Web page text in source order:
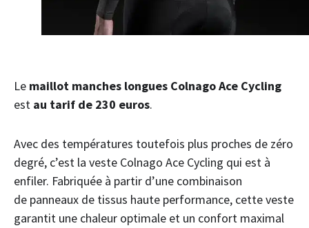
Le maillot manches longues Colnago Ace Cycling
est au tarif de 230 euros.
Avec des températures toutefois plus proches de zéro
degré, c’est la veste Colnago Ace Cycling qui est à
enfiler. Fabriquée à partir d’une combinaison
de panneaux de tissus haute performance, cette veste
garantit une chaleur optimale et un confort maximal